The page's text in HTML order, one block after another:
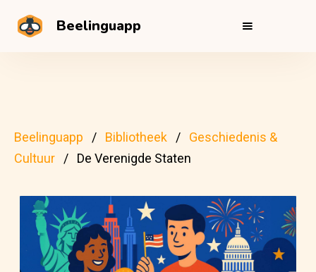
Beelinguapp
Beelinguapp Bibliotheek
Geschiedenis &
Cultuur
De Verenigde Staten